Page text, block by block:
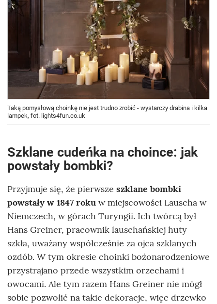
Taką pomysłową choinkę nie jest trudno zrobić - wystarczy drabina i kilka
lampek, fot. lights4fun.co.uk
Szklane cudeńka na choince: jak
powstały bombki?
Przyjmuje się, że pierwsze szklane bombki
powstały w 1847 roku w miejscowości Lauscha w
Niemczech, w górach Turyngii. Ich twórcą był
Hans Greiner, pracownik lauschańskiej huty
szkła, uważany współcześnie za ojca szklanych
ozdób. W tym okresie choinki bożonarodzeniowe
przystrajano przede wszystkim orzechami i
owocami. Ale tym razem Hans Greiner nie mógł
sobie pozwolić na takie dekoracje, więc drzewko